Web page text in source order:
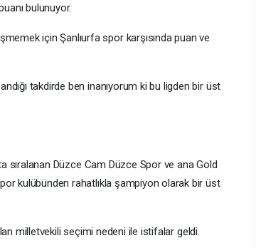
bulunuyor.
için Şanlıurfa spor karşısında puan ve
takdirde ben inanıyorum ki bu ligden bir üst
Düzce Cam Düzce Spor ve ana Gold
kulübünden rahatlıkla şampiyon olarak bir üst
milletvekili seçimi nedeni ile istifalar geldi.